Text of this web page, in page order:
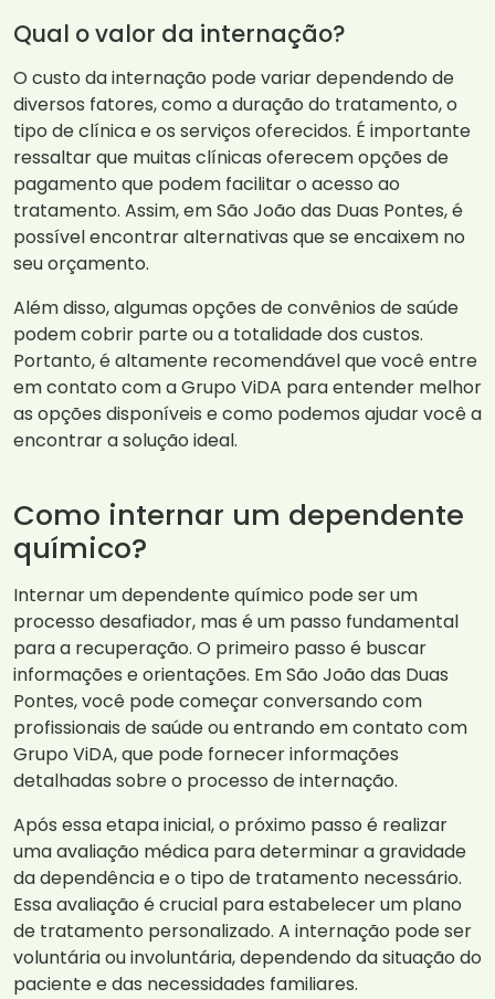
Qual o valor da internação?
O custo da internação pode variar dependendo de
diversos fatores, como a duração do tratamento, o
tipo de clínica e os serviços oferecidos. É importante
ressaltar que muitas clínicas oferecem opções de
pagamento que podem facilitar o acesso ao
tratamento. Assim, em São João das Duas Pontes, é
possível encontrar alternativas que se encaixem no
seu orçamento.
Além disso, algumas opções de convênios de saúde
podem cobrir parte ou a totalidade dos custos.
Portanto, é altamente recomendável que você entre
em contato com a Grupo ViDA para entender melhor
as opções disponíveis e como podemos ajudar você a
encontrar a solução ideal.
Como internar um dependente
químico?
Internar um dependente químico pode ser um
processo desafiador, mas é um passo fundamental
para a recuperação. O primeiro passo é buscar
informações e orientações. Em São João das Duas
Pontes, você pode começar conversando com
profissionais de saúde ou entrando em contato com
Grupo ViDA, que pode fornecer informações
detalhadas sobre o processo de internação.
Após essa etapa inicial, o próximo passo é realizar
uma avaliação médica para determinar a gravidade
da dependência e o tipo de tratamento necessário.
Essa avaliação é crucial para estabelecer um plano
de tratamento personalizado. A internação pode ser
voluntária ou involuntária, dependendo da situação do
paciente e das necessidades familiares.